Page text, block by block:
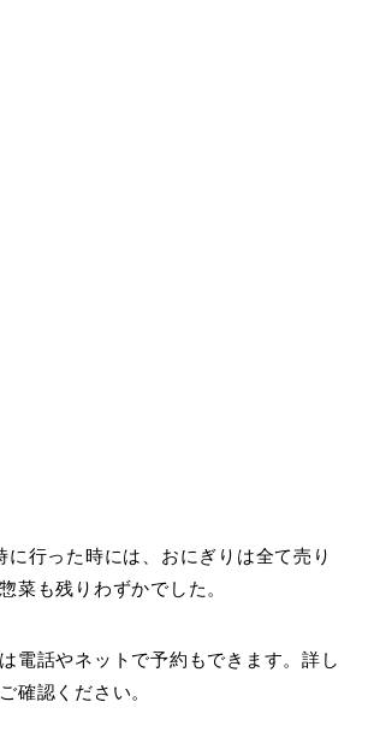
に行った時には、おにぎりは全て売り
菜も残りわずかでした。
電話やネットで予約もできます。詳し
確認ください。